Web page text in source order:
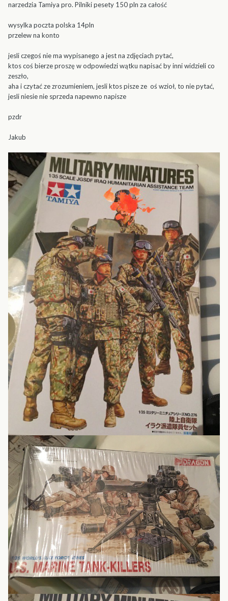
narzedzia Tamiya pro. Pilniki pesety 150 pln za całość
wysylka poczta polska 14pln
przelew na konto
jesli czegoś nie ma wypisanego a jest na zdjęciach pytać,
ktos coś bierze proszę w odpowiedzi wątku napisać by inni widzieli co
zeszło,
aha i czytać ze zrozumieniem, jesli ktos pisze ze oś wzioł, to nie pytać,
jesli niesie nie sprzeda napewno napisze
pzdr
Jakub